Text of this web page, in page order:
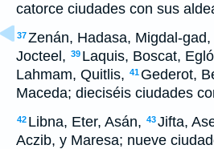
catorce ciudades con sus
37Zenán, Hadasa, Migdal-gad,
Jocteel, 39 Laquis, Boscat,
Lahmam, Quitlis, 41 Gederot,
Maceda; dieciséis ciudades
42 Libna, Eter, Asán, 43Jifta,
Aczib, y Maresa; nueve